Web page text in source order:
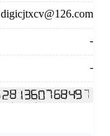
digicjtxcv@126.com
-
-